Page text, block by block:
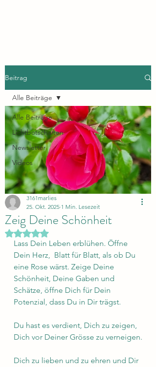
Beitrag
Alle Beiträge
Lichtbotschaften
Newsletter
Videos
Alle Beiträge
Zeig Deine Schönheit
3161marlies
25. Okt. 2025 1 Min. Lesezeit
Mit NaN von 5 Sternen bewertet.
Lass Dein Leben erblühen. Öffne
Dein Herz,  Blatt für Blatt, als ob Du
eine Rose wärst. Zeige Deine
Schönheit, Deine Gaben und
Schätze, öffne Dich für Dein
Potenzial, dass Du in Dir trägst.
Du hast es verdient, Dich zu zeigen,
Dich vor Deiner Grösse zu verneigen.
Dich zu lieben und zu ehren und Dir